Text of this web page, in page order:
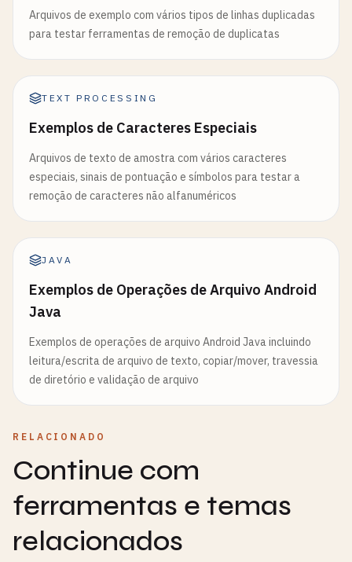
Arquivos de exemplo com vários tipos de linhas duplicadas
para testar ferramentas de remoção de duplicatas
TEXT PROCESSING
Exemplos de Caracteres Especiais
Arquivos de texto de amostra com vários caracteres
especiais, sinais de pontuação e símbolos para testar a
remoção de caracteres não alfanuméricos
JAVA
Exemplos de Operações de Arquivo Android
Java
Exemplos de operações de arquivo Android Java incluindo
leitura/escrita de arquivo de texto, copiar/mover, travessia
de diretório e validação de arquivo
RELACIONADO
Continue com
ferramentas e temas
relacionados